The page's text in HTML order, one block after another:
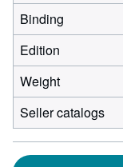
Binding
Edition
Weight
Seller catalogs